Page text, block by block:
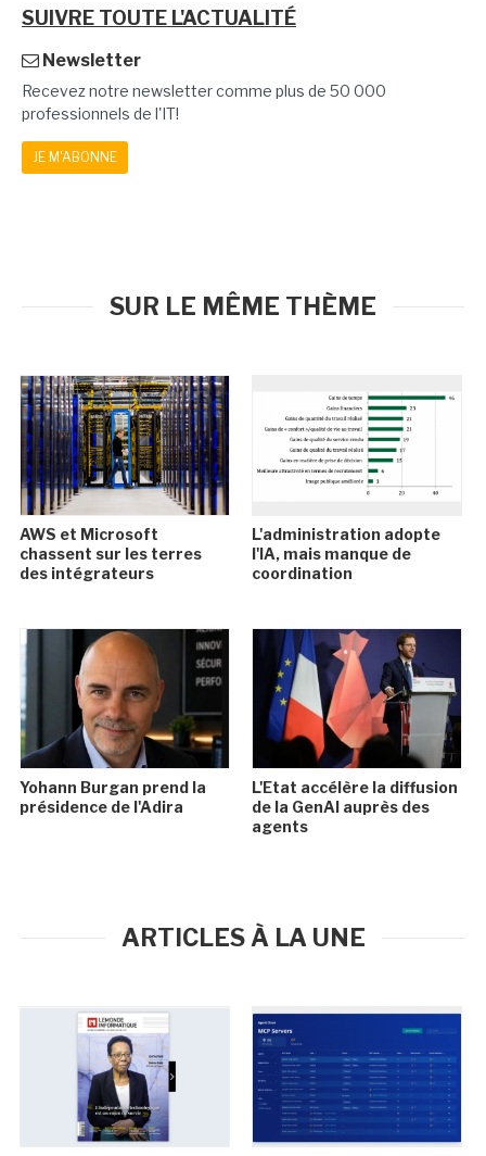
SUIVRE TOUTE L'ACTUALITÉ
Newsletter
Recevez notre newsletter comme plus de 50 000
professionnels de l'IT!
JE M'ABONNE
SUR LE MÊME THÈME
AWS et Microsoft
chassent sur les terres
des intégrateurs
L'administration adopte
l'IA, mais manque de
coordination
Yohann Burgan prend la
présidence de l'Adira
L'Etat accélère la diffusion
de la GenAI auprès des
agents
ARTICLES À LA UNE